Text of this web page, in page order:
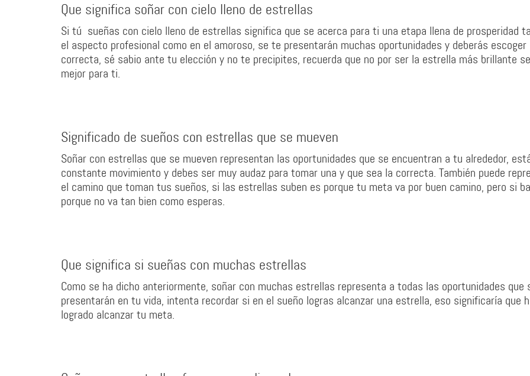
Que significa soñar con cielo lleno de estrellas
Si tú sueñas con cielo lleno de estrellas significa que se acerca para ti una etapa llena de prosperidad
el aspecto profesional como en el amoroso, se te presentarán muchas oportunidades y deberás escoger
correcta, sé sabio ante tu elección y no te precipites, recuerda que no por ser la estrella más brillante
mejor para ti.
Significado de sueños con estrellas que se mueven
Soñar con estrellas que se mueven representan las oportunidades que se encuentran a tu alrededor,
constante movimiento y debes ser muy audaz para tomar una y que sea la correcta. También puede
el camino que toman tus sueños, si las estrellas suben es porque tu meta va por buen camino, pero si
porque no va tan bien como esperas.
Que significa si sueñas con muchas estrellas
Como se ha dicho anteriormente, soñar con muchas estrellas representa a todas las oportunidades que
presentarán en tu vida, intenta recordar si en el sueño logras alcanzar una estrella, eso significaría que
logrado alcanzar tu meta.